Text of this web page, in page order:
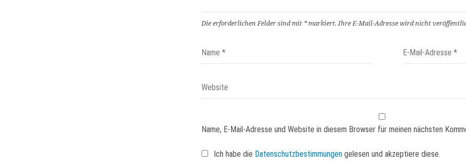
Die erforderlichen Felder sind mit *markiert.Ihre E-Mail-Adresse wird nicht
Name, E-Mail-Adresse und Website in diesem Browser für meinen nächsten
Ich habe die Datenschutzbestimmungen gelesen und akzeptiere diese.